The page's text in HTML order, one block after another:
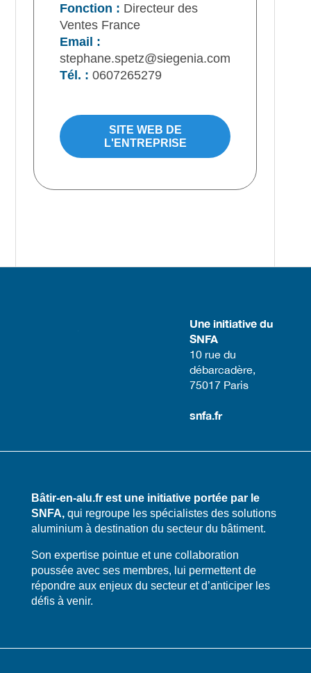
Fonction : Directeur des
Ventes France
Email :
stephane.spetz@siegenia.com
Tél. : 0607265279
SITE WEB DE
L'ENTREPRISE
Une initiative du
SNFA
​10 rue du
débarcadère,
75017 Paris​
snfa.fr
Bâtir-en-alu.fr est une initiative portée par le
SNFA,qui regroupe les spécialistes des solutions
aluminium à destination du secteur du bâtiment.
​​Son expertise pointue et une collaboration
poussée avec ses membres, lui permettent de
répondre aux enjeux du secteur et d’anticiper les
défis à venir.